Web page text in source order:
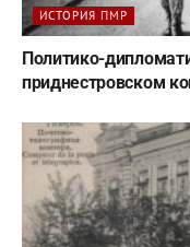
ИСТОРИЯ ПМР
Политико-
приднестровском